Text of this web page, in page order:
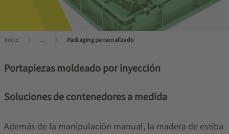
Inicio ... Packaging personalizado
Portapiezas moldeado por inyección
Soluciones de contenedores a medida
Además de la manipulación manual, la madera de estiba